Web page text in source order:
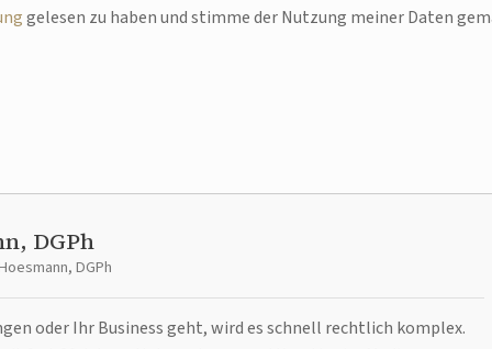
gelesen zu haben und stimme der Nutzung meiner Daten
DGPh
DGPh
oder Ihr Business geht, wird es schnell rechtlich komplex.